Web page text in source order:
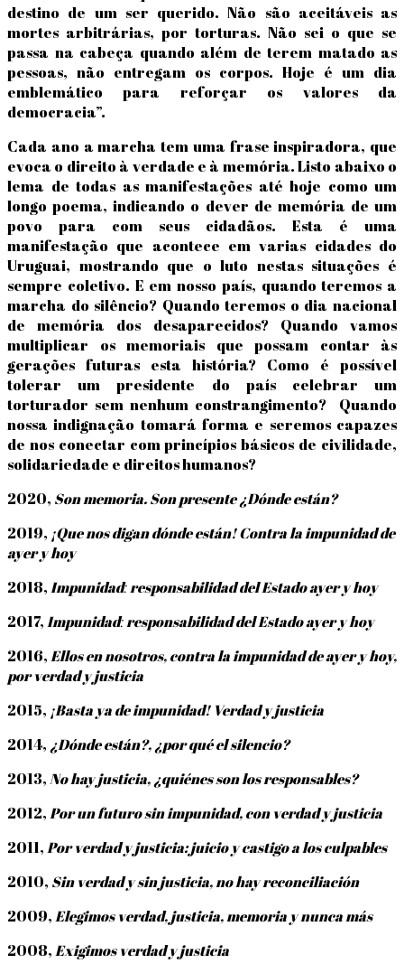
destino de um ser querido. Não são aceitáveis as
mortes arbitrárias, por torturas. Não sei o que se
passa na cabeça quando além de terem matado as
pessoas, não entregam os corpos. Hoje é um dia
emblemático para reforçar os valores da
democracia”.
Cada ano a marcha tem uma frase inspiradora, que
evoca o direito à verdade e à memória. Listo abaixo o
lema de todas as manifestações até hoje como um
longo poema, indicando o dever de memória de um
povo para com seus cidadãos. Esta é uma
manifestação que acontece em varias cidades do
Uruguai, mostrando que o luto nestas situações é
sempre coletivo. E em nosso país, quando teremos a
marcha do silêncio? Quando teremos o dia nacional
de memória dos desaparecidos? Quando vamos
multiplicar os memoriais que possam contar às
gerações futuras esta história? Como é possível
tolerar um presidente do país celebrar um
torturador sem nenhum constrangimento? Quando
nossa indignação tomará forma e seremos capazes
de nos conectar com princípios básicos de civilidade,
solidariedade e direitos humanos?
2020, Son memoria. Son presente ¿Dónde están?
2019, ¡Que nos digan dónde están! Contra la impunidad de
ayer y hoy
2018,Impunidadː responsabilidad del Estado ayer y hoy
2017,Impunidadː responsabilidad del Estado ayer y hoy
2016,Ellos en nosotros, contra la impunidad de ayer y hoy,
por verdad y justicia
2015, ¡Basta ya de impunidad! Verdad y justicia
2014, ¿Dónde están?,¿por qué el silencio?
2013,No hay justicia, ¿quiénes son los responsables?
2012,Por un futuro sin impunidad, con verdad y justicia
2011,Por verdad y justicia: juicio y castigo a los culpables
2010, Sin verdad y sin justicia, no hay reconciliación
2009,Elegimos verdad, justicia, memoria y nunca más
2008,Exigimos verdad y justicia